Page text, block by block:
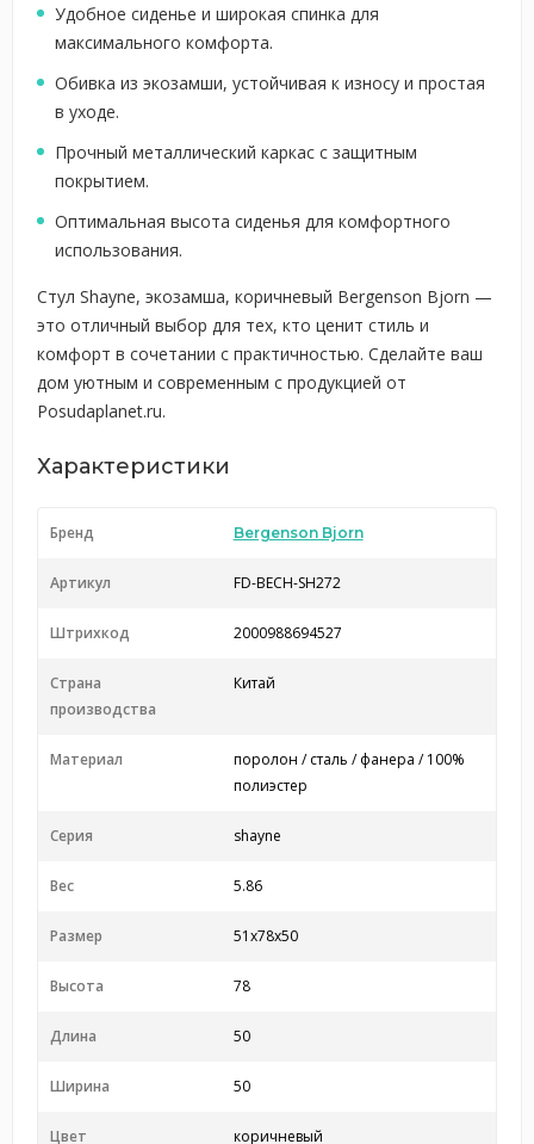
Удобное сиденье и широкая спинка для
максимального комфорта.
Обивка из экозамши, устойчивая к износу и простая
в уходе.
Прочный металлический каркас с защитным
покрытием.
Оптимальная высота сиденья для комфортного
использования.
Стул Shayne, экозамша, коричневый Bergenson Bjorn —
это отличный выбор для тех, кто ценит стиль и
комфорт в сочетании с практичностью. Сделайте ваш
дом уютным и современным с продукцией от
Posudaplanet.ru.
Характеристики
Бренд Bergenson Bjorn
Артикул FD-BECH-SH272
Штрихкод 2000988694527
Страна
производства
Китай
Материал
поролон / сталь / фанера / 100%
полиэстер
Серия shayne
Вес 5.86
Размер 51x78x50
Высота 78
Длина 50
Ширина 50
Цвет коричневый